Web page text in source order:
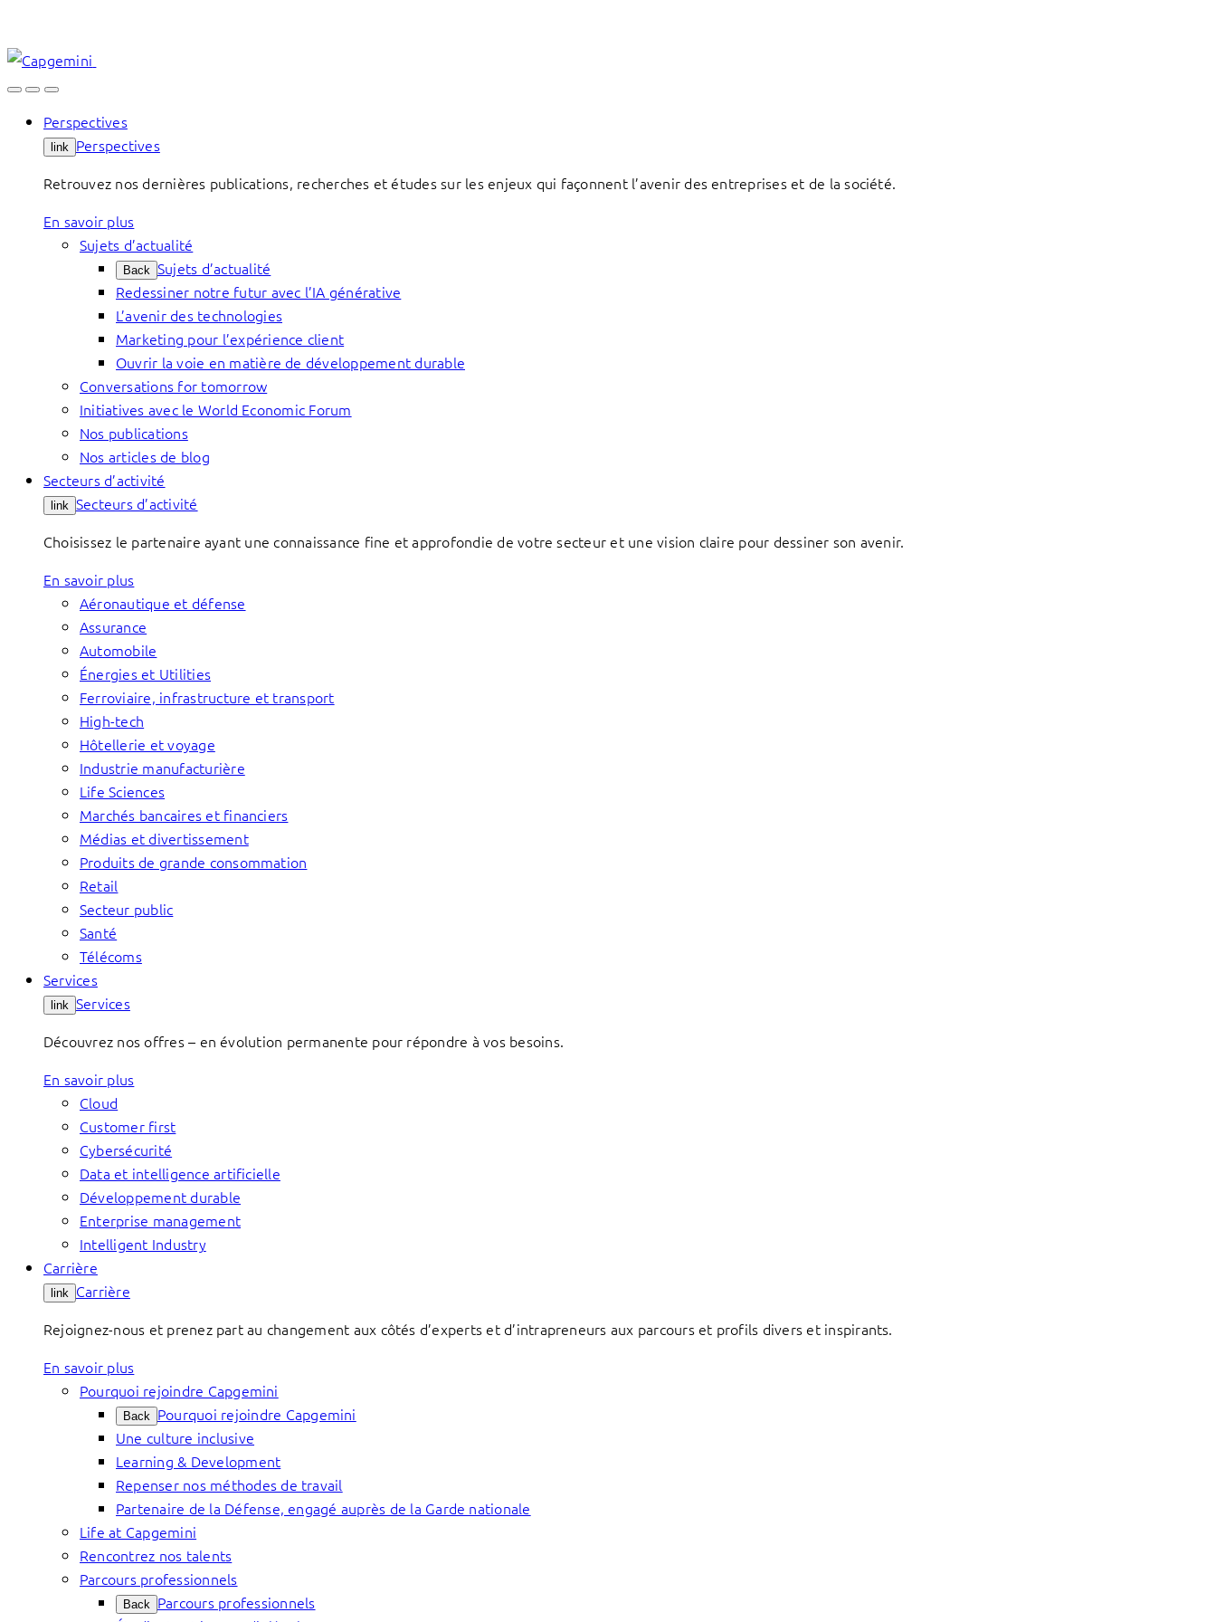
content
Perspectives
link Perspectives
Retrouvez nos dernières publications, recherches et études sur les enjeux qui façonnent l’avenir des entreprises et de la société.
En savoir plus
Sujets d’actualité
Back Sujets d’actualité
Redessiner notre futur avec l’IA générative
L’avenir des technologies
Marketing pour l’expérience client
Ouvrir la voie en matière de développement durable
Conversations for tomorrow
Initiatives avec le World Economic Forum
Nos publications
Nos articles de blog
Secteurs d’activité
link Secteurs d’activité
Choisissez le partenaire ayant une connaissance fine et approfondie de votre secteur et une vision claire pour dessiner son avenir.
En savoir plus
Aéronautique et défense
Assurance
Automobile
Énergies et Utilities
Ferroviaire, infrastructure et transport
High-tech
Hôtellerie et voyage
Industrie manufacturière
Life Sciences
Marchés bancaires et financiers
Médias et divertissement
Produits de grande consommation
Retail
Secteur public
Santé
Télécoms
Services
link Services
Découvrez nos offres – en évolution permanente pour répondre à vos besoins.
En savoir plus
Cloud
Customer first
Cybersécurité
Data et intelligence artificielle
Développement durable
Enterprise management
Intelligent Industry
Carrière
link Carrière
Rejoignez-nous et prenez part au changement aux côtés d’experts et d’intrapreneurs aux parcours et profils divers et inspirants.
En savoir plus
Pourquoi rejoindre Capgemini
Back Pourquoi rejoindre Capgemini
Une culture inclusive
Learning & Development
Repenser nos méthodes de travail
Partenaire de la Défense, engagé auprès de la Garde nationale
Life at Capgemini
Rencontrez nos talents
Parcours professionnels
Back Parcours professionnels